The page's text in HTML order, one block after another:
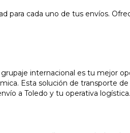
para cada uno de tus envíos.
internacional es tu mejor
Esta solución de transporte
a Toledo y tu operativa logística.